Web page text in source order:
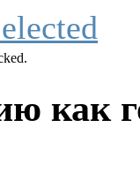
как